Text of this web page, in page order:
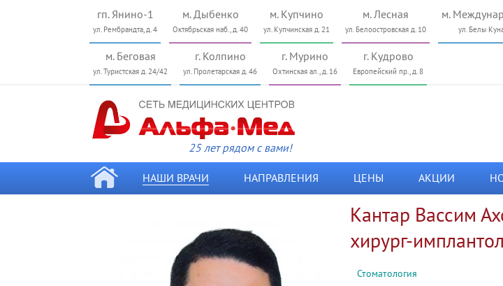
гп. Янино-1
ул. Рембрандта, д. 4
м. Дыбенко
Октябрьская наб., д. 40
м. Купчино
ул. Купчинская д. 21
м. Лесная
ул. Белоостровская д. 10
м.
ул. Белы
м. Беговая
ул. Туристcкая д. 24/42
г. Колпино
ул. Пролетарская д. 46
г. Мурино
Охтинская ал., д. 16
г. Кудрово
Европейский пр., д. 8
25 лет рядом с вами!
НАШИ ВРАЧИ НАПРАВЛЕНИЯ ЦЕНЫ АКЦИИ
Кантар Вассим
хирург-
Стоматология